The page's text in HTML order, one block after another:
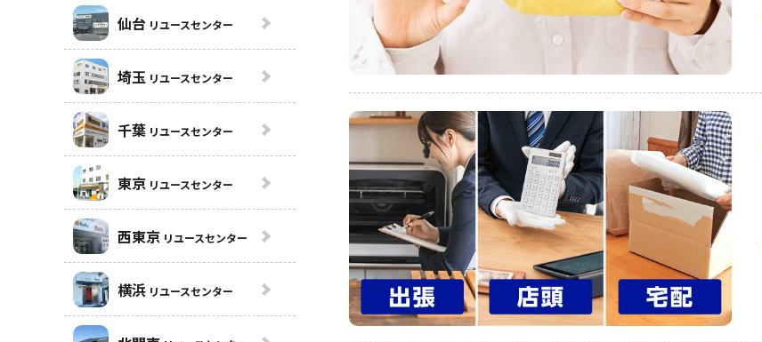
仙台 リユースセンター
埼玉 リユースセンター
千葉 リユースセンター
東京 リユースセンター
西東京 リユースセンター
横浜 リユースセンター